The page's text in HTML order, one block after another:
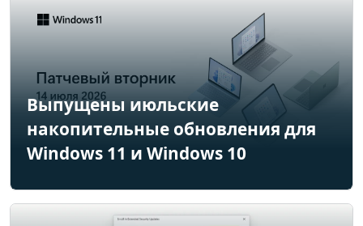
Выпущены июльские
накопительные обновления для
Windows 11 и Windows 10